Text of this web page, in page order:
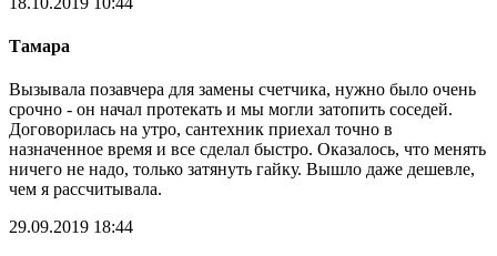
Тамара
Вызывала позавчера для замены счетчика, нужно было очень
срочно - он начал протекать и мы могли затопить соседей.
Договорилась на утро, сантехник приехал точно в
назначенное время и все сделал быстро. Оказалось, что менять
ничего не надо, только затянуть гайку. Вышло даже дешевле,
чем я рассчитывала.
29.09.2019 18:44